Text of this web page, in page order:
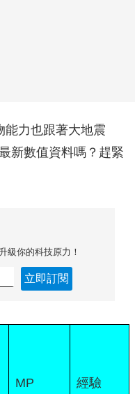
能力也跟著大地震
新數值資料嗎？趕緊
級你的科技原力！
立即訂閱
MP 經驗